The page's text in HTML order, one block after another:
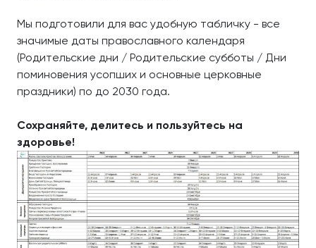
Мы подготовили для вас удобную табличку - все
значимые даты православного календаря
(Родительские дни / Родительские субботы / Дни
поминовения усопших и основные церковные
праздники) по до 2030 года.
Сохраняйте, делитесь и пользуйтесь на
здоровье!